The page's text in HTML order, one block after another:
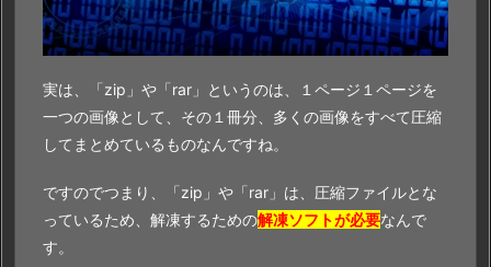
実は、「zip」や「rar」というのは、１ページ１ページを
一つの画像として、その１冊分、多くの画像をすべて圧縮
してまとめているものなんですね。
ですのでつまり、「zip」や「rar」は、圧縮ファイルとな
っているため、解凍するための解凍ソフトが必要なんで
す。